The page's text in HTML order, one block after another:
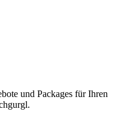
und Packages für Ihren